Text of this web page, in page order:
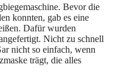
Bevor die
konnten, gab es eine
Dafür wurden
Nicht zu schnell
nicht so einfach, wenn
trägt, die alles